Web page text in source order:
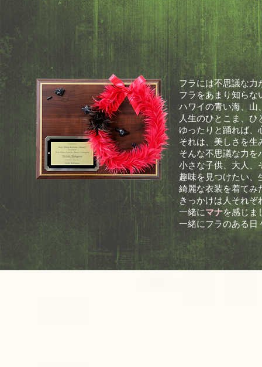
フラには不思議な力
フラをあまり知らな
ハワイの青い海、山
人生のひとこま、
ゆったりと踊れば、
それは、美しさを生
そんな不思議な力を
小さな子供、大人、
趣味を見つけたい、
綺麗な衣装を着てみ
きっかけは人それぞ
一緒にマナを感じま
一緒にフラのある日